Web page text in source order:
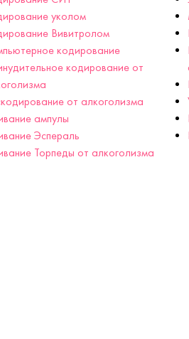
уколом
Вивитролом
кодирование
кодирование от
от алкоголизма
ампулы
Эспераль
Торпеды от алкоголизма